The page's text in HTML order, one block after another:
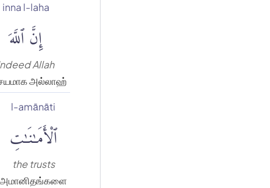
inna l-laha
إِنَّ ٱللَّهَ
Allah
அல்லாஹ்
l-amānāti
ٱلْأَمَٰنَٰتِ
the trusts
அமானிதங்களை